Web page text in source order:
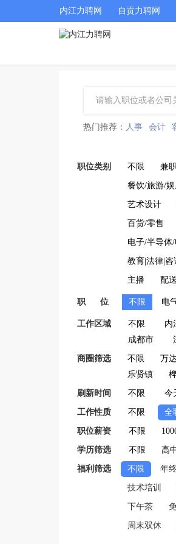
内江力聘网 自贡力聘网
热门推荐： 人事 会计
职位类别 不限 兼
餐饮/旅游/
艺术设计
百货/零售
电子/半导体
教育|法律|咨
主播 配
职 位 不限 电
工作区域 不限 内
成都市
商圈筛选 不限 万
乐贤镇
刷新时间 不限 今
工作性质 不限 全
职位薪资 不限
学历筛选 不限 高
福利筛选 不限 年
技术培训
下午茶
周末双休